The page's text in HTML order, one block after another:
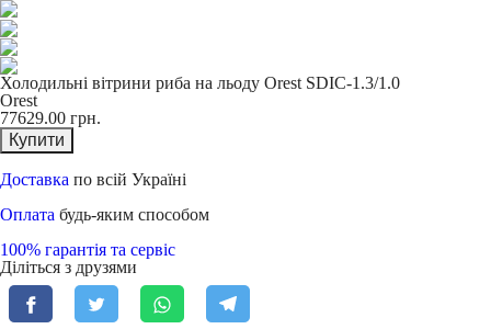
Холодильні вітрини риба на льоду Orest SDIC-1.3/1.0
Orest
77629.00 грн.
Купити
Доставка по всій Україні
Оплата будь-яким способом
100% гарантія та сервіс
Діліться з друзями